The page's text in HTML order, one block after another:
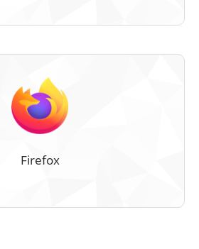
Firefox